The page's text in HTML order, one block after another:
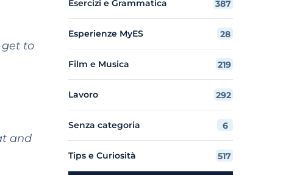
get to
and
Esercizi e Grammatica 387
Esperienze MyES 28
Film e Musica 219
Lavoro 292
Senza categoria 6
Tips e Curiosità 517